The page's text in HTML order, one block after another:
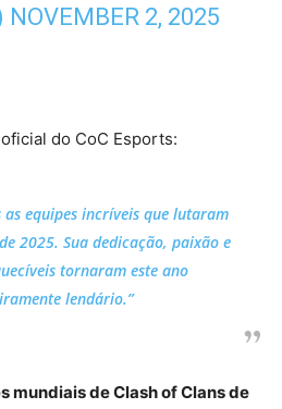
NOVEMBER 2, 2025
do CoC Esports:
as equipes incríveis que lutaram
2025. Sua dedicação, paixão e
tornaram este ano
lendário.”
mundiais de Clash of Clans de